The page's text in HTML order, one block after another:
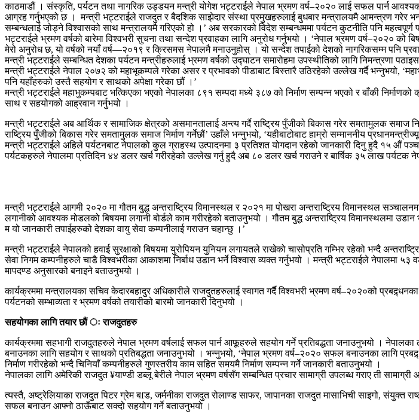
काठमाडौं । संस्कृति, पर्यटन तथा नागरिक उड्डयन मन्त्री योगेश भट्टराईले नेपाल भ्रमण वर्ष–२०२० लाई सफल पार्न
आग्रह गर्नुभएको छ ।मन्त्री भट्टराईले राजदुत र बैदशिक साझेदार संस्था प्रमुखहरुलाई बुधबार मन्त्रालयमै आमन्त्रण गरेर
सम्बन्धलाई जोड्ने विश्वासको साथ मन्त्रालयमै गरिएको हो ।’ अब सरकारको विदेश सम्बन्धममा पर्यटन कुटनीति पनि महत्वपूर्ण
भट्टराईले भ्रमण वर्षको बारेमा विश्वभरी सुचना तथा सन्देश प्रवाहका लागि अनुरोध गर्नुभयो । ‘नेपाल भ्रमण वर्ष–२०२० को
मेरो अनुरोध छ, यो वर्षको नयाँ वर्ष—२०१९ र क्रिसमस नेपालमै मनाउनुहोस् । यो सन्देश तपाईको देशको नागरिकसम्म पनि
मन्त्री भट्टराईले सम्बन्धित देशका पर्यटन मन्त्रीहरुलाई भ्रमण वर्षको उद्घाटन समारोहमा उपस्थीतिको लागि निमन्त्रणा
मन्त्री भट्टराईले नेपाल २०७२ को महाभूकम्पले गरेका असर र प्रभावको पीडाबाट बिस्तारै उठिरहेको उल्लेख गर्दै भन्नुभयो,
पनि यहाँहरुको उस्तै सहयोग र साथको अपेक्षा गरेका छौं ।’
मन्त्री भट्टराईले महाभुकम्पबाट भत्किएका भएको नेपालका ८९१ सम्पदा मध्ये ३८७ को निर्माण सम्पन्न भएको र बाँकी
साथ र सहयोगको आह्रवान गर्नुभयो ।
मन्त्री भट्टराईले अब आर्थिक र सामाजिक क्षेत्रको असमानतालाई अन्त्य गर्दै राष्ट्रिय पुँजीको बिकास गरेर समतामुलक समाज
राष्ट्रिय पुँजीको बिकास गरेर समतामुलक समाज निर्माण गर्नेछौं’ उहाँले भन्नुभयो, ‘यहीबाटोबाट हाम्रो सम्माननीय
मन्त्री भट्टराईले अहिले पर्यटनबाट नेपालको कुल ग्राहस्थ उत्पादनमा ३ प्रतिशत योगदान रहेको जानकारी दिनु हुदै १५ औं
पर्यटकहरुले नेपालमा प्रतिदिन ४४ डलर खर्च गरीरहेको उल्लेख गर्नु हुदै अब ८० डलर खर्च गराउने र बार्षिक ३५ लाख पर्यटक
मन्त्री भट्टराईले आगमी २०२० मा गौतम बुद्ध अन्तराष्ट्रिय विमानस्थल र २०२१ मा पोखरा अन्तराष्ट्रिय विमानस्थल
लगानीको आवश्यक मोडलको बिषयमा लगानी बोर्डले काम गरीरहेको बताउनुभयो । गौतम बुद्ध अन्तराष्ट्रिय विमानस्थलमा
म यो जानकारी तपाईहरुको देशका वायु सेवा कम्पनीलाई गराउन चहान्छु ।’
मन्त्री भट्टराईले नेपालको हवाई सुरक्षाको बिषयमा युरोपियन युनियन लगायतले राखेको चासोप्रति गम्भिर रहेको भन्दै
सेवा निगम कम्पनीहरुले चाडै विश्वभरीका आकाशमा निर्बाध उडान भर्ने विश्वास व्यक्त गर्नुभयो । मन्त्री भट्टराईले नेपालमा
मापदण्ड अनुसारको बनाइने बताउनुभयो ।
कार्यक्रममा मन्त्रालयका सचिव केदारबहादुर अधिकारीले राजदुतहरुलाई स्वागत गर्दैै विश्वभरी भ्रमण वर्ष–२०२०को
पर्यटनको सम्भाव्यता र भ्रमण वर्षको तयारीको बारमो जानकारी दिनुभयो ।
सहयोगका लागि तयार छौं ः राजदुतहरु
कार्यक्रममा सहभागी राजदुतहरुले नेपाल भ्रमण वर्षलाई सफल पार्न आफूहरुले सहयोग गर्ने प्रतिबद्धता जनाउनुभयो । नेपालका
बनाउनका लागि सहयोग र साथको प्रतिबद्धता जनाउनुभयो । भन्नुभयो, ‘नेपाल भ्रमण वर्ष–२०२० सफल बनाउनका लागि
निर्माण गरीरहेको भन्दै चिनियाँ कम्पनीहरुले गुणस्तरीय काम सहित समयमै निर्माण सम्पन्न गर्ने जानकारी बताउनुभयो ।
नेपालका लागि अमेरिकी राजदुत ¥याण्डी डब्लू बेरीले नेपाल भ्रमण वर्षसँग सम्बन्धित प्रचार सामाग्री उपलब्ध गराए ती
त्यस्तै, अष्ट्रेलियाका राजदुत पिटर ग्रेम बfड, जर्मनीका राजदुत रोलाण्ड साफर, जापानका राजदुत मासाभिची साइगो,
सफल बनाउन आफ्नो ठाऊँबाट सक्दो सहयोग गर्ने बताउनुभयो ।